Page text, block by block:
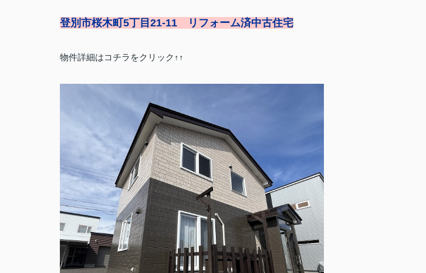
登別市桜木町5丁目21-11 リフォーム済中古住宅
物件詳細はコチラをクリック↑↑